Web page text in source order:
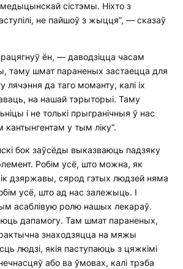
сістэмы. Ніхто з
не пайшоў з жыцця”, — сказаў
ён, — даводзіцца часам
таму шмат параненых застаецца для
лячэння да таго моманту, калі іх
на нашай тэрыторыі. Таму
і не толькі прыгранічныя ў нас
у тым ліку“.
бок заўсёды выказваюць падзяку
Робім усё, што можна, як
дзяржавы, сярод гэтых людзей няма
усё, што ад нас залежыць. І
асаблівую ролю нашых лекараў.
дапамогу. Там шмат параненых,
знаходзяцца на мяжы
людзі, якія паступаюць з цяжкімі
або ва ўмовах, калі трэба